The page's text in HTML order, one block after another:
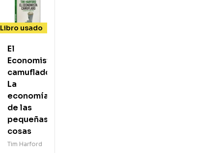
Libro usado
El
Economista
camuflado.
La
economía
de las
pequeñas
cosas
Tim Harford